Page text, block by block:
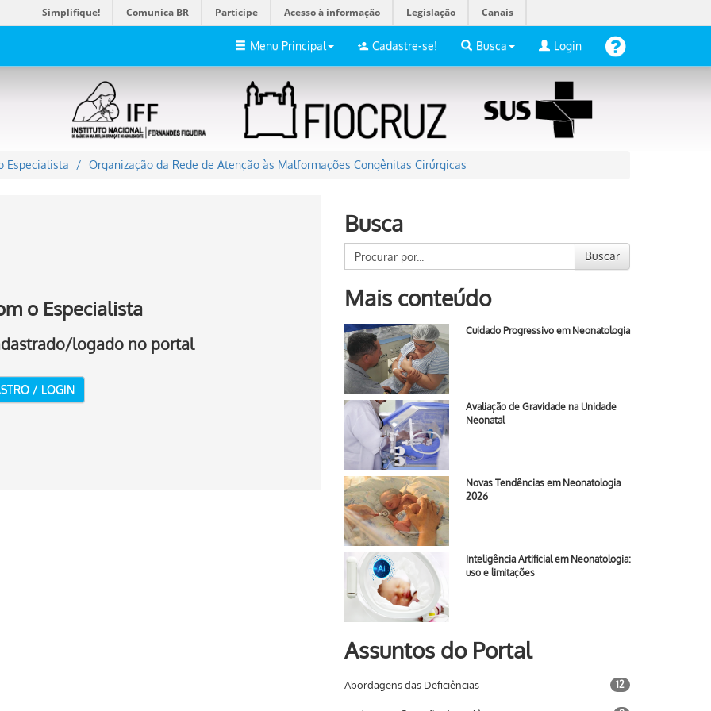
Simplifique! Comunica BR Participe Acesso à informação Legislação Canais
Menu Principal Cadastre-se! Busca Login
Especialista Organização da Rede de Atenção às Malformações Congênitas Cirúrgicas
o Especialista
logado no portal
/ LOGIN
Busca
Buscar
Mais conteúdo
Cuidado Progressivo em Neonatologia
Avaliação de Gravidade na Unidade
Neonatal
Novas Tendências em Neonatologia
2026
Inteligência Artificial em Neonatologia:
uso e limitações
Assuntos do Portal
Abordagens das Deficiências 12